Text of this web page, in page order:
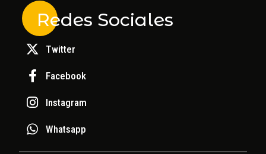
Redes Sociales
Twitter
Facebook
Instagram
Whatsapp